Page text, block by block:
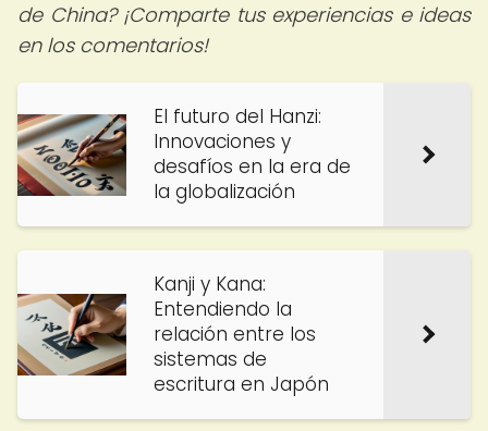
de China? ¡Comparte tus experiencias e ideas
en los comentarios!
El futuro del Hanzi:
Innovaciones y
desafíos en la era de
la globalización
Kanji y Kana:
Entendiendo la
relación entre los
sistemas de
escritura en Japón